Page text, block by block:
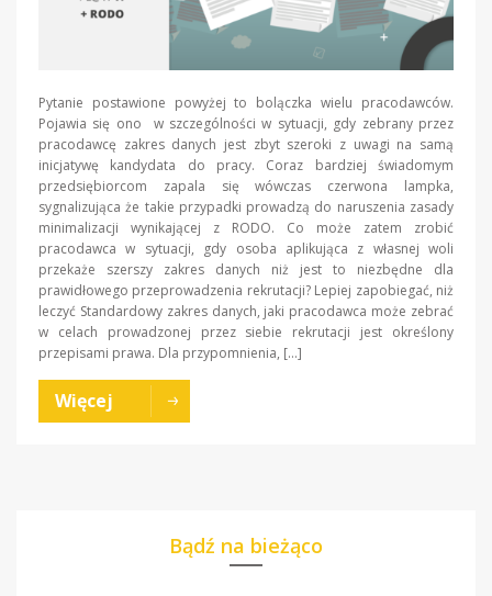
Pytanie postawione powyżej to bolączka wielu pracodawców.
Pojawia się ono w szczególności w sytuacji, gdy zebrany przez
pracodawcę zakres danych jest zbyt szeroki z uwagi na samą
inicjatywę kandydata do pracy. Coraz bardziej świadomym
przedsiębiorcom zapala się wówczas czerwona lampka,
sygnalizująca że takie przypadki prowadzą do naruszenia zasady
minimalizacji wynikającej z RODO. Co może zatem zrobić
pracodawca w sytuacji, gdy osoba aplikująca z własnej woli
przekaże szerszy zakres danych niż jest to niezbędne dla
prawidłowego przeprowadzenia rekrutacji? Lepiej zapobiegać, niż
leczyć Standardowy zakres danych, jaki pracodawca może zebrać
w celach prowadzonej przez siebie rekrutacji jest określony
przepisami prawa. Dla przypomnienia, […]
Więcej
Bądź na bieżąco